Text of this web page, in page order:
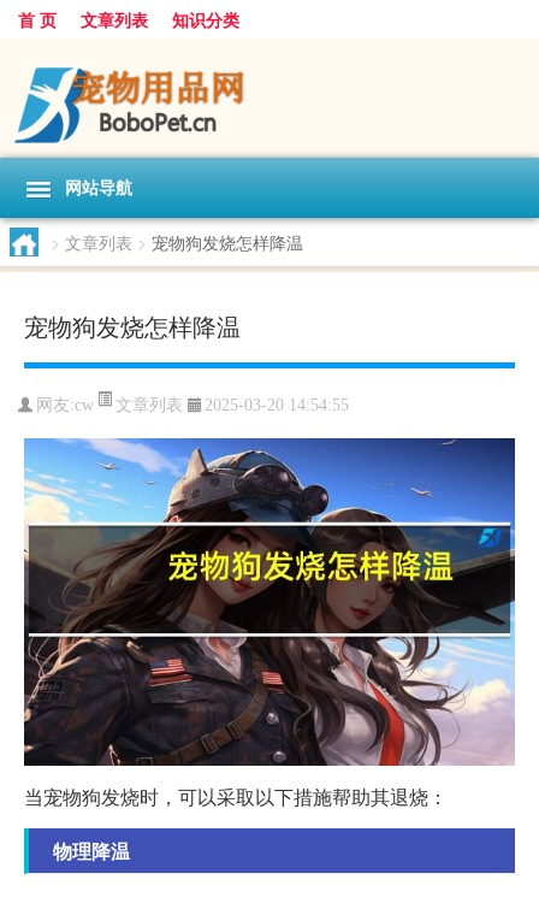
首 页 文章列表 知识分类
网站导航
> 文章列表 > 宠物狗发烧怎样降温
宠物狗发烧怎样降温
网友:cw 文章列表 2025-03-20 14:54:55
当宠物狗发烧时，可以采取以下措施帮助其退烧：
物理降温